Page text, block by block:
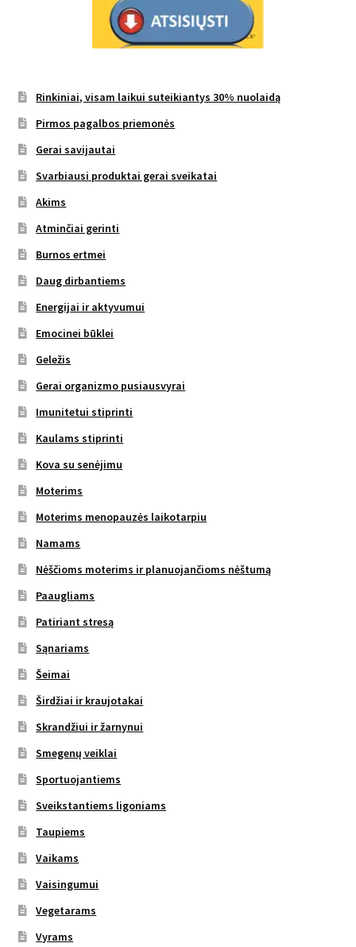
Rinkiniai, visam laikui suteikiantys 30% nuolaidą
Pirmos pagalbos priemonės
Gerai savijautai
Svarbiausi produktai gerai sveikatai
Akims
Atminčiai gerinti
Burnos ertmei
Daug dirbantiems
Energijai ir aktyvumui
Emocinei būklei
Geležis
Gerai organizmo pusiausvyrai
Imunitetui stiprinti
Kaulams stiprinti
Kova su senėjimu
Moterims
Moterims menopauzės laikotarpiu
Namams
Nėščioms moterims ir planuojančioms nėštumą
Paaugliams
Patiriant stresą
Sąnariams
Šeimai
Širdžiai ir kraujotakai
Skrandžiui ir žarnynui
Smegenų veiklai
Sportuojantiems
Sveikstantiems ligoniams
Taupiems
Vaikams
Vaisingumui
Vegetarams
Vyrams